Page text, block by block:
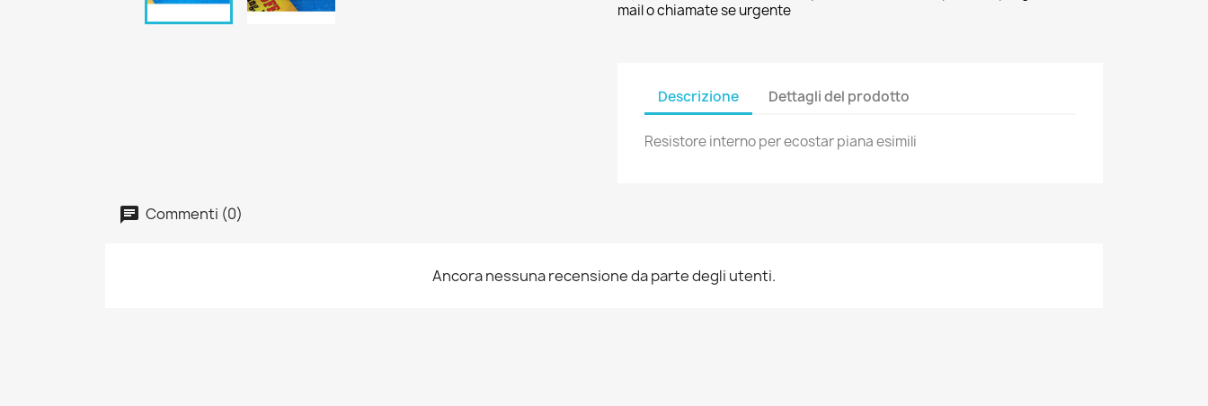
mail o chiamate se urgente
Descrizione Dettagli del prodotto
Resistore interno per ecostar piana esimili
Commenti (0)
Ancora nessuna recensione da parte degli utenti.